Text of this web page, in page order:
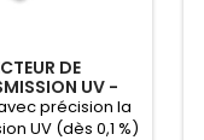
DE
UV -
EDTMprécision la
UV (dès 0,1 %)